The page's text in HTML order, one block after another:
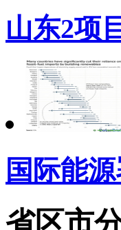
山东2项
国际能
省区市